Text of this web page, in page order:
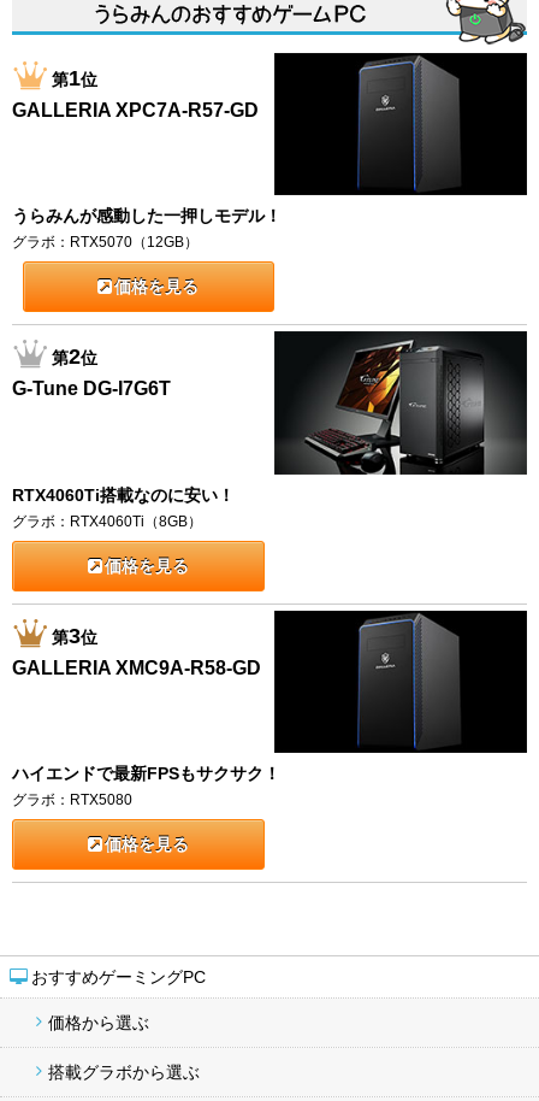
おすすめゲーミングPC
価格から選ぶ
搭載グラボから選ぶ
第1位
GALLERIA XPC7A-R57-GD
うらみんが感動した一押しモデル！
グラボ：RTX5070（12GB）
価格を見る
第2位
G-Tune DG-I7G6T
RTX4060Ti搭載なのに安い！
グラボ：RTX4060Ti（8GB）
価格を見る
第3位
GALLERIA XMC9A-R58-GD
ハイエンドで最新FPSもサクサク！
グラボ：RTX5080
価格を見る